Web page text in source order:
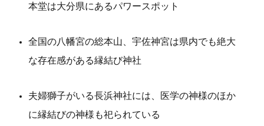
本堂は大分県にあるパワースポット
全国の八幡宮の総本山、宇佐神宮は県内でも絶大
な存在感がある縁結び神社
夫婦獅子がいる長浜神社には、医学の神様のほか
に縁結びの神様も祀られている